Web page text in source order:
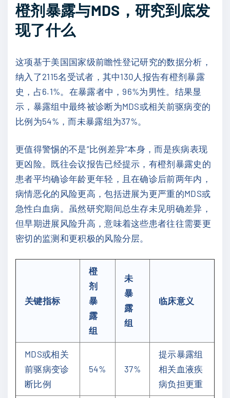
橙剂暴露与MDS，研究到底发
现了什么
这项基于美国国家级前瞻性登记研究的数据分析，
纳入了2115名受试者，其中130人报告有橙剂暴露
史，占6.1%。在暴露者中，96%为男性。结果显
示，暴露组中最终被诊断为MDS或相关前驱病变的
比例为54%，而未暴露组为37%。
更值得警惕的不是“比例差异”本身，而是疾病表现
更凶险。既往会议报告已经提示，有橙剂暴露史的
患者平均确诊年龄更年轻，且在确诊后前两年内，
病情恶化的风险更高，包括进展为更严重的MDS或
急性白血病。虽然研究期间总生存未见明确差异，
但早期进展风险升高，意味着这些患者往往需要更
密切的监测和更积极的风险分层。
关键指标
橙
剂
暴
露
组
未
暴
露
组
临床意义
MDS或相关
前驱病变诊
断比例
54% 37%
提示暴露组
相关血液疾
病负担更重